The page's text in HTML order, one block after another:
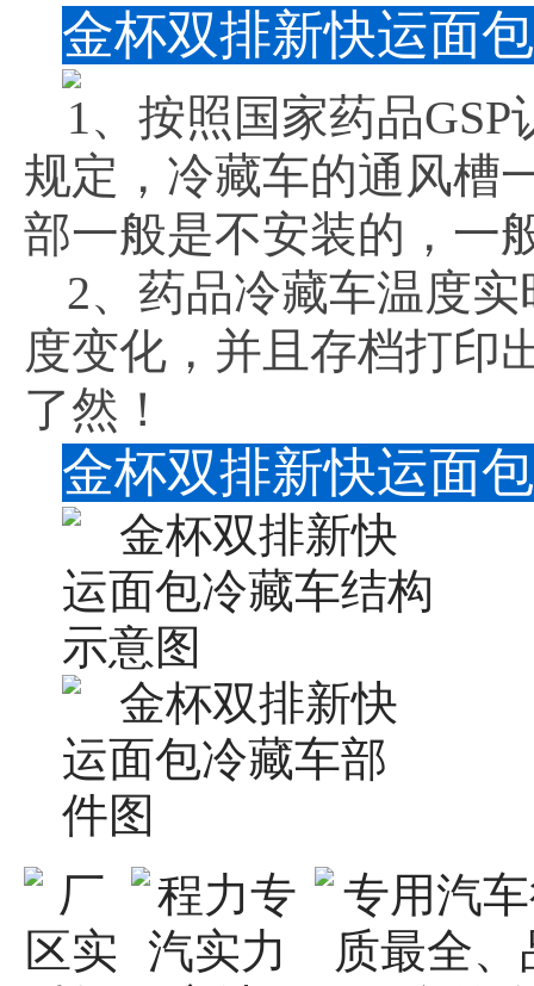
金杯双排新快运面
1、按照国家药品
规定，冷藏车的通风槽
部一般是不安装的，一
2、药品冷藏车温度
度变化，并且存档打印
了然！
金杯双排新快运面